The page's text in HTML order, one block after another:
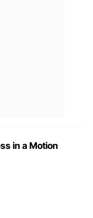
in a Motion